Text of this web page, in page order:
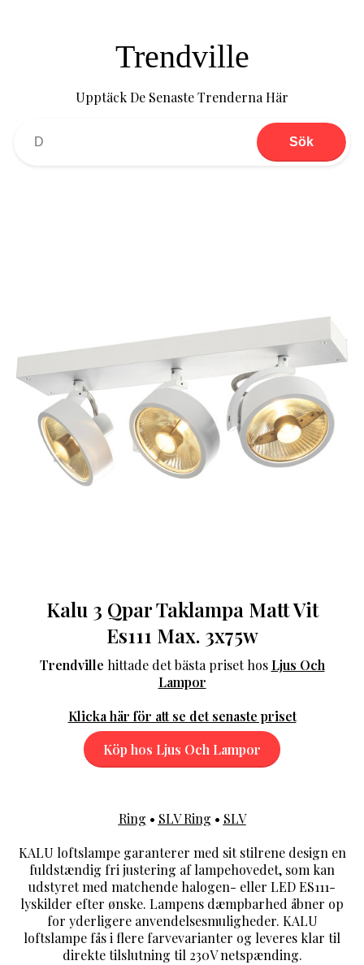
Trendville
Upptäck De Senaste Trenderna Här
Sök
Kalu 3 Qpar Taklampa Matt Vit
Es111 Max. 3x75w
Trendville hittade det bästa priset hos Ljus Och
Lampor
Klicka här för att se det senaste priset
Köp hos Ljus Och Lampor
Ring • SLV Ring • SLV
KALU loftslampe garanterer med sit stilrene design en
fuldstændig fri justering af lampehovedet, som kan
udstyret med matchende halogen- eller LED ES111-
lyskilder efter ønske. Lampens dæmpbarhed åbner op
for yderligere anvendelsesmuligheder. KALU
loftslampe fås i flere farvevarianter og leveres klar til
direkte tilslutning til 230V netspænding.